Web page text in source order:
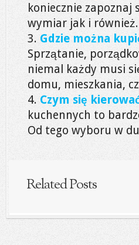
koniecznie
wymiar jak i
Gdzie można
Sprzątanie,
niemal każdy musi
domu, mieszkania,
Czym się
kuchennych to
Od tego wyboru w
Related Posts